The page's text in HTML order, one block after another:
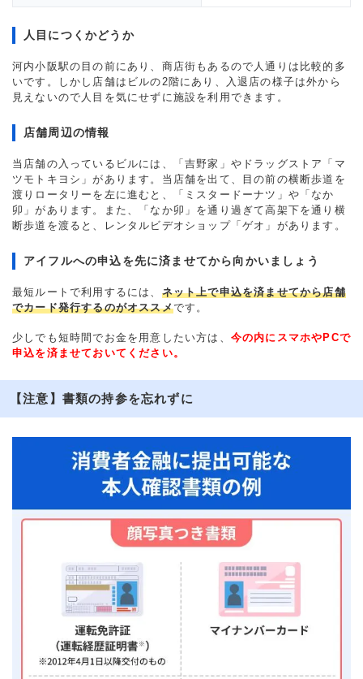
人目につくかどうか
河内小阪駅の目の前にあり、商店街もあるので人通りは比較的多
いです。しかし店舗はビルの2階にあり、入退店の様子は外から
見えないので人目を気にせずに施設を利用できます。
店舗周辺の情報
当店舗の入っているビルには、「吉野家」やドラッグストア「マ
ツモトキヨシ」があります。当店舗を出て、目の前の横断歩道を
渡りロータリーを左に進むと、「ミスタードーナツ」や「なか
卯」があります。また、「なか卯」を通り過ぎて高架下を通り横
断歩道を渡ると、レンタルビデオショップ「ゲオ」があります。
アイフルへの申込を先に済ませてから向かいましょう
最短ルートで利用するには、 ネット上で申込を済ませてから店舗
でカード発行するのがオススメです。
少しでも短時間でお金を用意したい方は、 今の内にスマホやPCで
申込を済ませておいてください。
【注意】書類の持参を忘れずに